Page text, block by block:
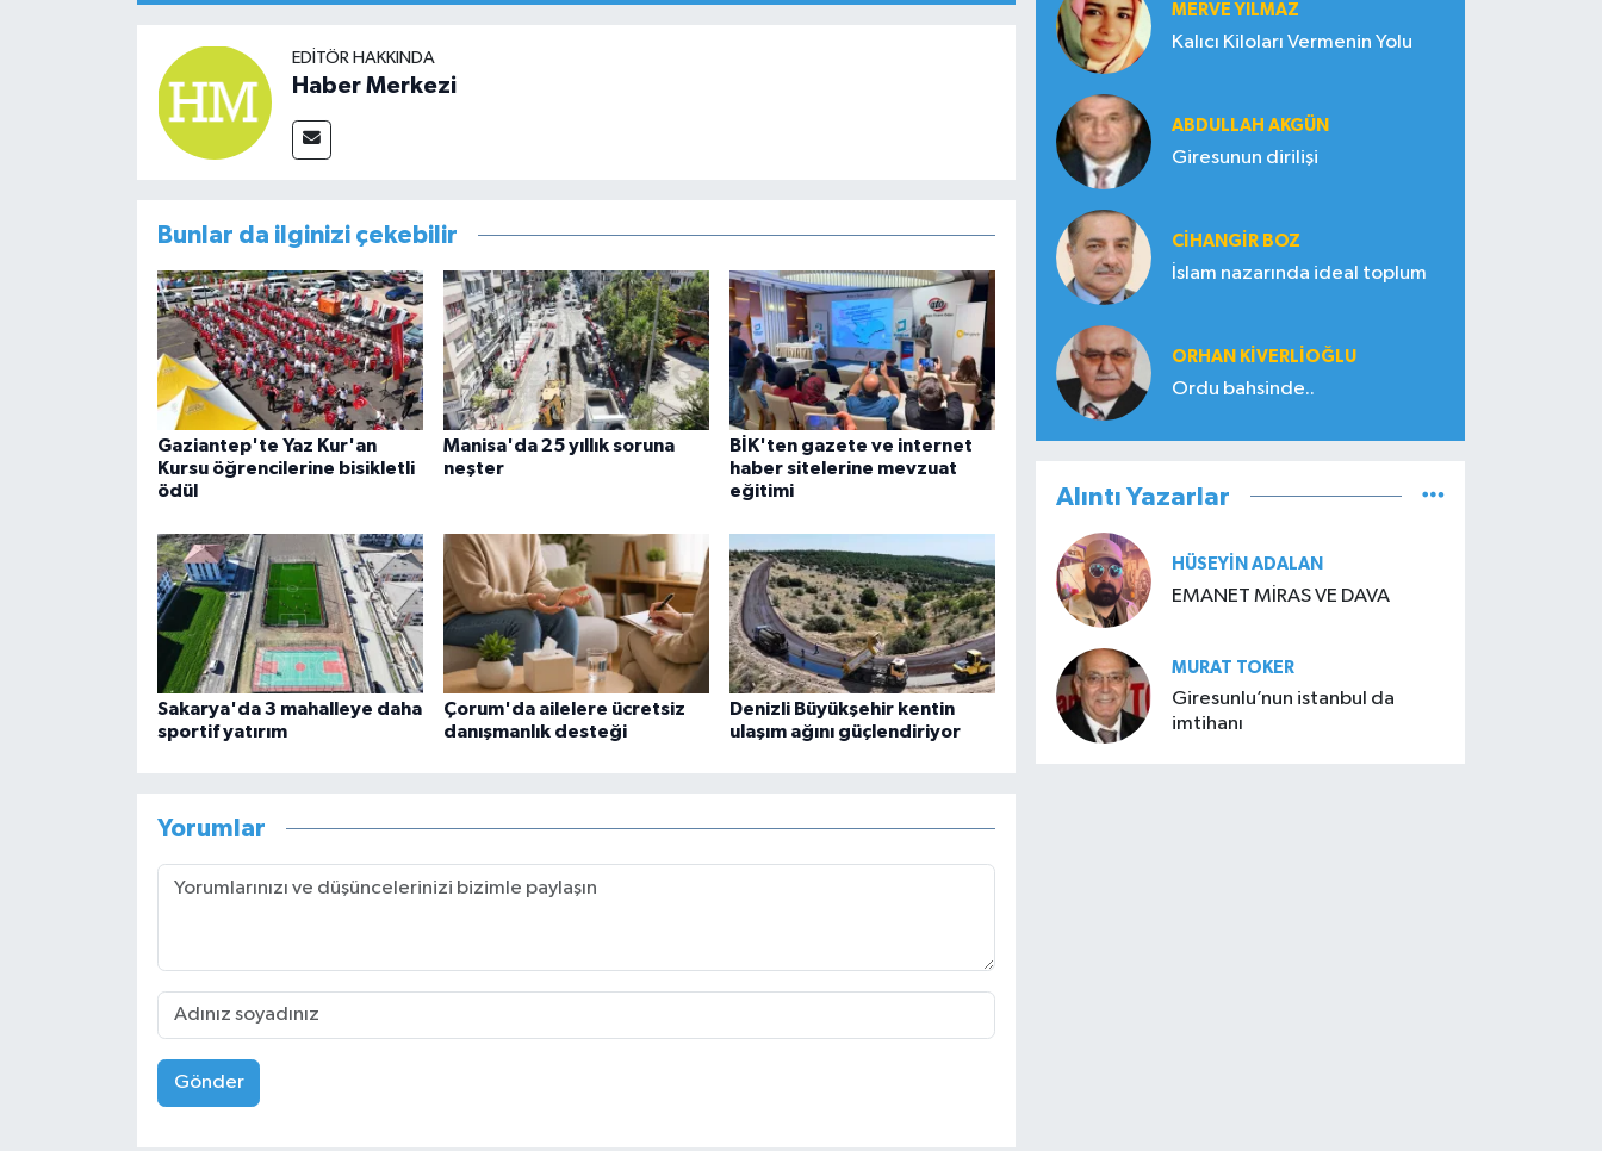
EDITÖR HAKKINDA
Haber Merkezi
Bunlar da ilginizi çekebilir
Gaziantep'te Yaz Kur'an
Kursu öğrencilerine bisikletli
ödül
Manisa'da 25 yıllık soruna
neşter
BİK'ten gazete ve internet
haber sitelerine mevzuat
eğitimi
Sakarya'da 3 mahalleye daha
sportif yatırım
Çorum'da ailelere ücretsiz
danışmanlık desteği
Denizli Büyükşehir kentin
ulaşım ağını güçlendiriyor
Yorumlar
Gönder
MERVE YILMAZ
Kalıcı Kiloları Vermenin Yolu
ABDULLAH AKGÜN
Giresunun dirilişi
CIHANGIR BOZ
İslam nazarında ideal toplum
ORHAN KIVERLIOĞLU
Ordu bahsinde..
Alıntı Yazarlar
HÜSEYIN ADALAN
EMANET MİRAS VE DAVA
MURAT TOKER
Giresunlu’nun istanbul da
imtihanı